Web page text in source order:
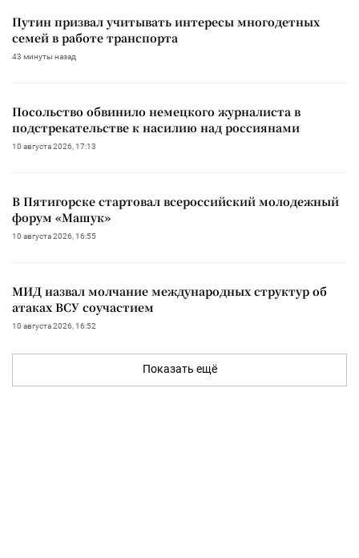
Путин призвал учитывать интересы многодетных
семей в работе транспорта
43 минуты назад
Посольство обвинило немецкого журналиста в
подстрекательстве к насилию над россиянами
10 августа 2026, 17:13
В Пятигорске стартовал всероссийский молодежный
форум «Машук»
10 августа 2026, 16:55
МИД назвал молчание международных структур об
атаках ВСУ соучастием
10 августа 2026, 16:52
Показать ещё